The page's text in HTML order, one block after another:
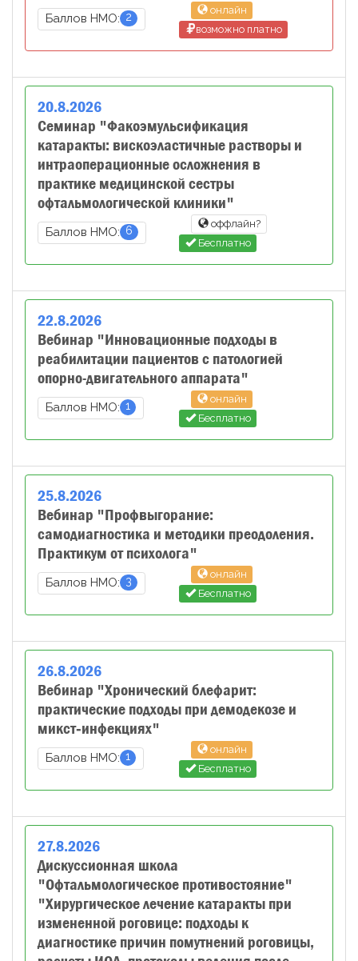
Баллов НМО: 2
онлайн
возможно платно
20.8.2026
Семинар "Факоэмульсификация
катаракты: вискоэластичные растворы и
интраоперационные осложнения в
практике медицинской сестры
офтальмологической клиники"
Баллов НМО: 6
оффлайн?
Бесплатно
22.8.2026
Вебинар "Инновационные подходы в
реабилитации пациентов с патологией
опорно-двигательного аппарата"
Баллов НМО: 1
онлайн
Бесплатно
25.8.2026
Вебинар "Профвыгорание:
самодиагностика и методики преодоления.
Практикум от психолога"
Баллов НМО: 3
онлайн
Бесплатно
26.8.2026
Вебинар "Хронический блефарит:
практические подходы при демодекозе и
микст‑инфекциях"
Баллов НМО: 1
онлайн
Бесплатно
27.8.2026
Дискуссионная школа
"Офтальмологическое противостояние"
"Хирургическое лечение катаракты при
измененной роговице: подходы к
диагностике причин помутнений роговицы,